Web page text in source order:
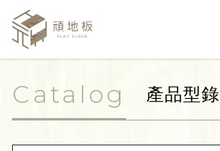
Catalog 產品型錄